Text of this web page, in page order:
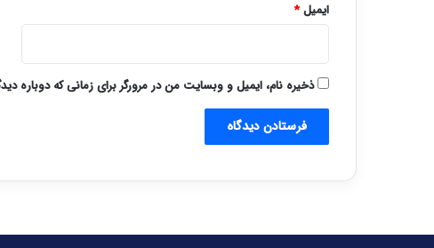
ایمیل*
ذخیره نام، ایمیل و وبسایت من در مرورگر برای زمانی که دوباره